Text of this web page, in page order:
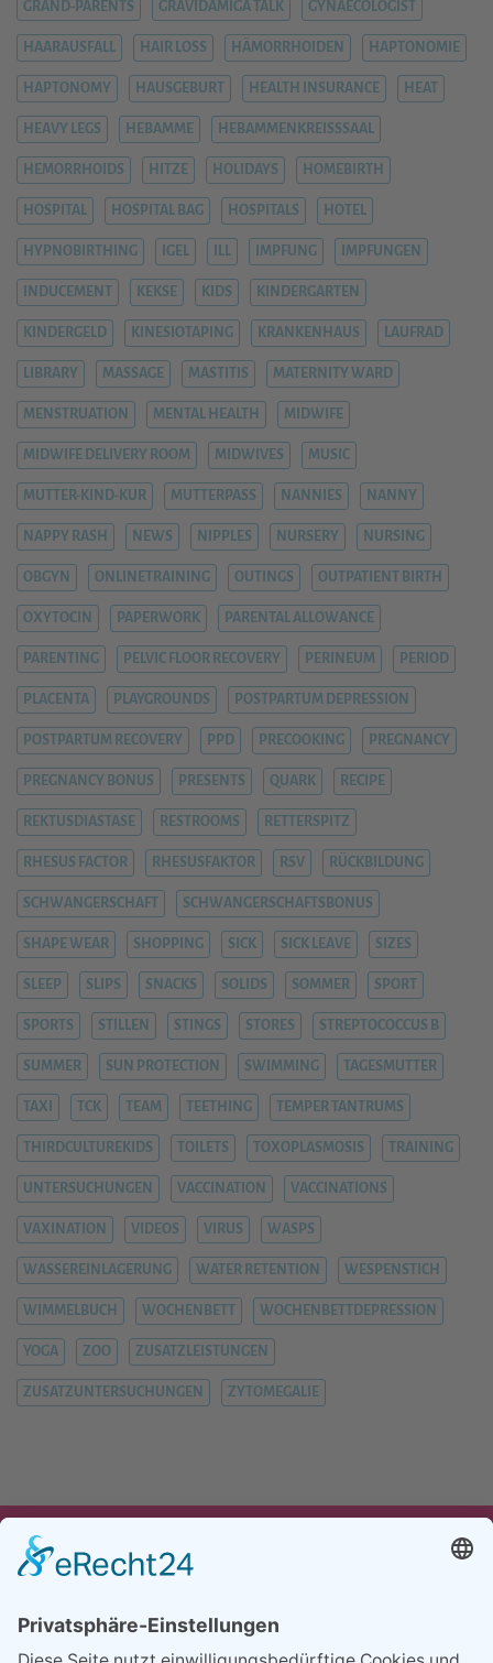
GRAND-PARENTS GRAVIDAMIGA TALK GYNAECOLOGIST
HAARAUSFALL HAIR LOSS HÄMORRHOIDEN HAPTONOMIE
HAPTONOMY HAUSGEBURT HEALTH INSURANCE HEAT
HEAVY LEGS HEBAMME HEBAMMENKREISSSAAL
HEMORRHOIDS HITZE HOLIDAYS HOMEBIRTH
HOSPITAL HOSPITAL BAG HOSPITALS HOTEL
HYPNOBIRTHING IGEL ILL IMPFUNG IMPFUNGEN
INDUCEMENT KEKSE KIDS KINDERGARTEN
KINDERGELD KINESIOTAPING KRANKENHAUS LAUFRAD
LIBRARY MASSAGE MASTITIS MATERNITY WARD
MENSTRUATION MENTAL HEALTH MIDWIFE
MIDWIFE DELIVERY ROOM MIDWIVES MUSIC
MUTTER-KIND-KUR MUTTERPASS NANNIES NANNY
NAPPY RASH NEWS NIPPLES NURSERY NURSING
OBGYN ONLINETRAINING OUTINGS OUTPATIENT BIRTH
OXYTOCIN PAPERWORK PARENTAL ALLOWANCE
PARENTING PELVIC FLOOR RECOVERY PERINEUM PERIOD
PLACENTA PLAYGROUNDS POSTPARTUM DEPRESSION
POSTPARTUM RECOVERY PPD PRECOOKING PREGNANCY
PREGNANCY BONUS PRESENTS QUARK RECIPE
REKTUSDIASTASE RESTROOMS RETTERSPITZ
RHESUS FACTOR RHESUSFAKTOR RSV RÜCKBILDUNG
SCHWANGERSCHAFT SCHWANGERSCHAFTSBONUS
SHAPE WEAR SHOPPING SICK SICK LEAVE SIZES
SLEEP SLIPS SNACKS SOLIDS SOMMER SPORT
SPORTS STILLEN STINGS STORES STREPTOCOCCUS B
SUMMER SUN PROTECTION SWIMMING TAGESMUTTER
TAXI TCK TEAM TEETHING TEMPER TANTRUMS
THIRDCULTUREKIDS TOILETS TOXOPLASMOSIS TRAINING
UNTERSUCHUNGEN VACCINATION VACCINATIONS
VAXINATION VIDEOS VIRUS WASPS
WASSEREINLAGERUNG WATER RETENTION WESPENSTICH
WIMMELBUCH WOCHENBETT WOCHENBETTDEPRESSION
YOGA ZOO ZUSATZLEISTUNGEN
ZUSATZUNTERSUCHUNGEN ZYTOMEGALIE
UNSER ANGEBOT
PARTNER
REFERENZEN